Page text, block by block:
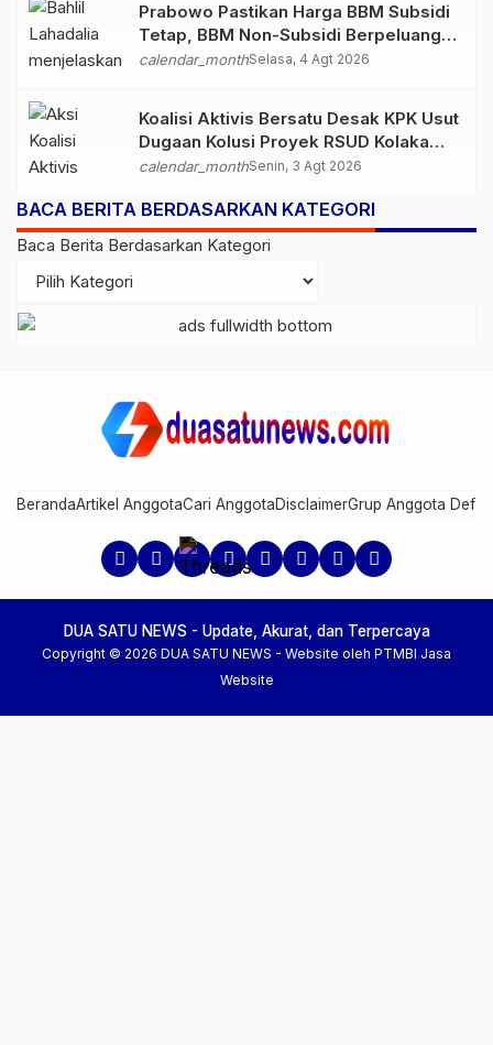
Prabowo Pastikan Harga BBM Subsidi
Tetap, BBM Non-Subsidi Berpeluang
Turun
calendar_monthSelasa, 4 Agt 2026
Koalisi Aktivis Bersatu Desak KPK Usut
Dugaan Kolusi Proyek RSUD Kolaka
Timur, Sejumlah Pejabat dan PT
Diperiksa
calendar_monthSenin, 3 Agt 2026
BACA BERITA BERDASARKAN KATEGORI
Baca Berita Berdasarkan Kategori
BerandaArtikel AnggotaCari AnggotaDisclaimerGrup Anggota
DUA SATU NEWS - Update, Akurat, dan Terpercaya
Copyright © 2026 DUA SATU NEWS - Website oleh PTMBI Jasa
Website